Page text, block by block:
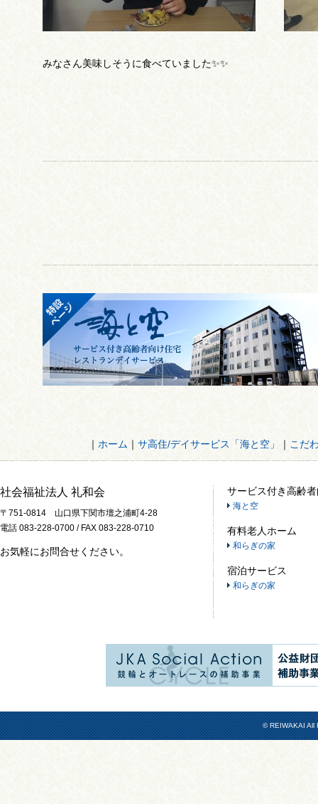
みなさん美味しそうに食べていました✨✨
｜ ホーム ｜ サ高住/デイサービス「海と空」 ｜ こだ
社会福祉法人 礼和会
〒751-0814 山口県下関市壇之浦町4-28
電話 083-228-0700 / FAX 083-228-0710
お気軽にお問合せください。
サービス付き高齢
海と空
有料老人ホーム
和らぎの家
宿泊サービス
和らぎの家
© REIWAKAI All